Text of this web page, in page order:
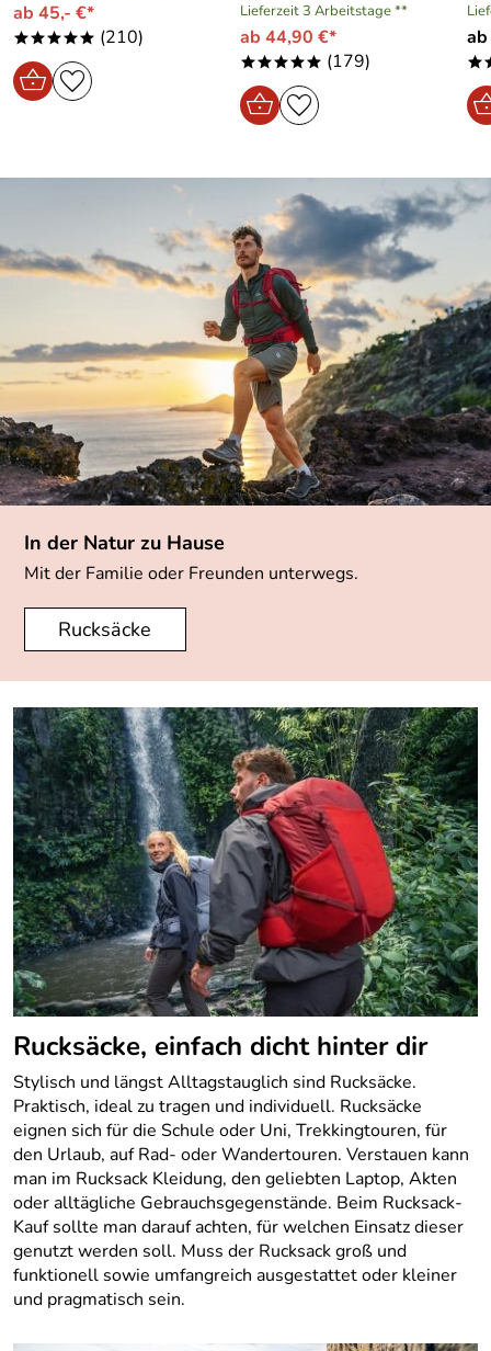
ab 45,- €*
***** (210)
Lieferzeit 3 Arbeitstage **
ab 44,90 €*
***** (179)
In der Natur zu Hause
Mit der Familie oder Freunden unterwegs.
Rucksäcke
Rucksäcke, einfach dicht hinter dir
Stylisch und längst Alltagstauglich sind Rucksäcke.
Praktisch, ideal zu tragen und individuell. Rucksäcke
eignen sich für die Schule oder Uni, Trekkingtouren, für
den Urlaub, auf Rad- oder Wandertouren. Verstauen kann
man im Rucksack Kleidung, den geliebten Laptop, Akten
oder alltägliche Gebrauchsgegenstände. Beim Rucksack-
Kauf sollte man darauf achten, für welchen Einsatz dieser
genutzt werden soll. Muss der Rucksack groß und
funktionell sowie umfangreich ausgestattet oder kleiner
und pragmatisch sein.